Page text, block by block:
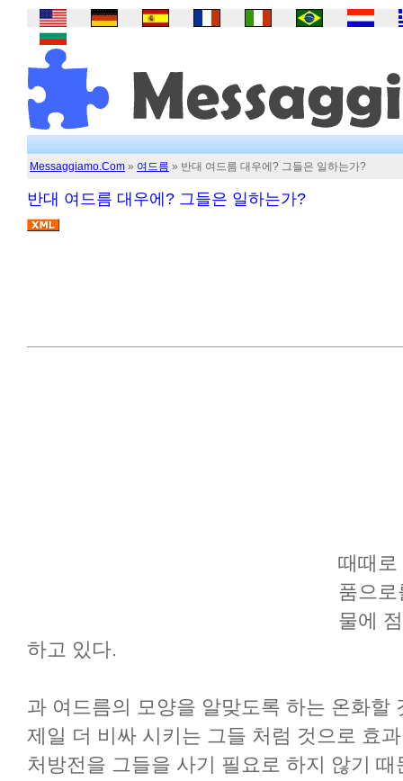
Messaggiamo.Com » 여드름 » 반대 여드름 대우에? 그들은 일하는가?
반대 여드름 대우에? 그들은 일하는가?
때때로
품으
물에
하고 있다.
과 여드름의 모양을 알맞도록 하는 온화할
제일 더 비싸 시키는 그들 처럼 것으로 효
처방전을 그들을 사기 필요로 하지 않기